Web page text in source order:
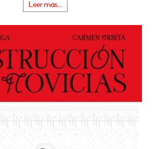
Leer más...